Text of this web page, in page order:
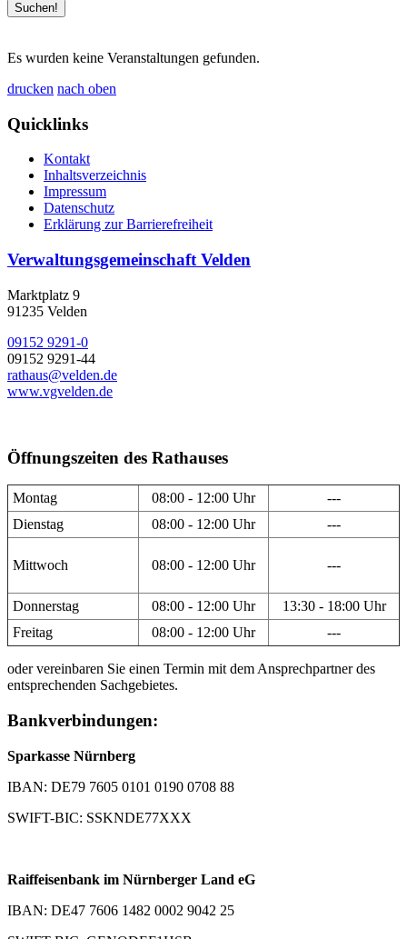
Es wurden keine Veranstaltungen gefunden.
drucken nach oben
Quicklinks
Kontakt
Inhaltsverzeichnis
Impressum
Datenschutz
Erklärung zur Barrierefreiheit
Verwaltungsgemeinschaft Velden
Marktplatz 9
91235 Velden
09152 9291-0
09152 9291-44
rathaus@velden.de
www.vgvelden.de
Öffnungszeiten des Rathauses
Montag 08:00 - 12:00 Uhr
---
Dienstag
08:00 - 12:00 Uhr ---
Mittwoch 08:00 - 12:00 Uhr ---
Donnerstag 08:00 - 12:00 Uhr
13:30 - 18:00 Uhr
Freitag
08:00 - 12:00 Uhr ---
oder vereinbaren Sie einen Termin mit dem Ansprechpartner des
entsprechenden Sachgebietes.
Bankverbindungen:
Sparkasse Nürnberg
IBAN: DE79 7605 0101 0190 0708 88
SWIFT-BIC: SSKNDE77XXX
Raiffeisenbank im Nürnberger Land eG
IBAN: DE47 7606 1482 0002 9042 25